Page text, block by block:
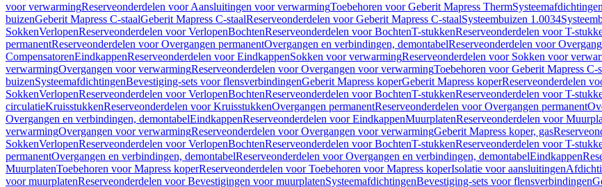
voor verwarmingReserveonderdelen voor Aansluitingen voor verwarmingToebehoren voor Geberit Mapress ThermSysteemafdichtingen
buizenGeberit Mapress C-staalGeberit Mapress C-staalReserveonderdelen voor Geberit Mapress C-staalSysteembuizen 1.0034
SokkenVerlopenReserveonderdelen voor VerlopenBochtenReserveonderdelen voor BochtenT-stukkenReserveonderdelen voor T-
permanentReserveonderdelen voor Overgangen permanentOvergangen en verbindingen, demontabelReserveonderdelen voor
CompensatorenEindkappenReserveonderdelen voor EindkappenSokken voor verwarmingReserveonderdelen voor Sokken voor
verwarmingOvergangen voor verwarmingReserveonderdelen voor Overgangen voor verwarmingToebehoren voor Geberit Mapress C-
buizenSysteemafdichtingenBevestiging-sets voor flensverbindingenGeberit Mapress koperGeberit Mapress koperReserveonderdelen
SokkenVerlopenReserveonderdelen voor VerlopenBochtenReserveonderdelen voor BochtenT-stukkenReserveonderdelen voor T-
circulatieKruisstukkenReserveonderdelen voor KruisstukkenOvergangen permanentReserveonderdelen voor Overgangen permanent
Overgangen en verbindingen, demontabelEindkappenReserveonderdelen voor EindkappenMuurplatenReserveonderdelen voor
verwarmingOvergangen voor verwarmingReserveonderdelen voor Overgangen voor verwarmingGeberit Mapress koper, gas
SokkenVerlopenReserveonderdelen voor VerlopenBochtenReserveonderdelen voor BochtenT-stukkenReserveonderdelen voor T-
permanentOvergangen en verbindingen, demontabelReserveonderdelen voor Overgangen en verbindingen, demontabelEindkappen
MuurplatenToebehoren voor Mapress koperReserveonderdelen voor Toebehoren voor Mapress koperIsolatie voor aansluitingen
voor muurplatenReserveonderdelen voor Bevestigingen voor muurplatenSysteemafdichtingenBevestiging-sets voor flensverbindingen